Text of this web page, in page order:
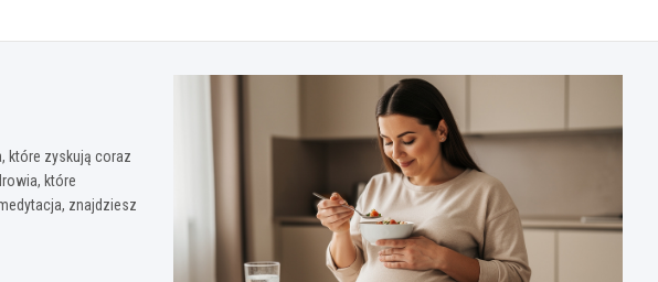
które zyskują coraz
które
znajdziesz